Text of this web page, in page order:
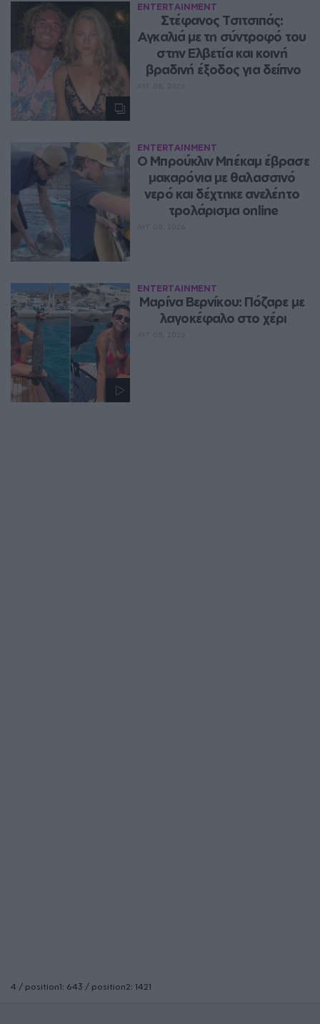
ENTERTAINMENT
Στέφανος Τσιτσιπάς:
Αγκαλιά με τη σύντροφό του
στην Ελβετία και κοινή
βραδινή έξοδος για δείπνο
ENTERTAINMENT
Ο Μπρούκλιν Μπέκαμ έβρασε
μακαρόνια με θαλασσινό
νερό και δέχτηκε ανελέητο
τρολάρισμα online
ENTERTAINMENT
Μαρίνα Βερνίκου: Πόζαρε με
λαγοκέφαλο στο χέρι
4 / position1: 643 / position2: 1421